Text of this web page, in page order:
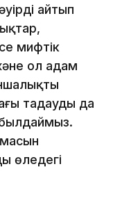
айтып
мифтік
ол адам
таңдаудың да
өлеңдегі